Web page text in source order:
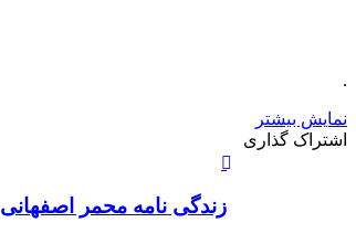
.
نمایش بیشتر
اشتراک گذاری
بوک
آپ
گذاری
طریق
ایمیل
زندگی نامه محمر اصفهانی